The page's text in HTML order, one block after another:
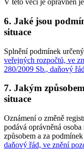
V této věci je oprávněn
6. Jaké jsou
situace
Splnění podmínek
veřejných rozpočtů, ve
280/2009 Sb., daňový
7. Jakým
situace
Oznámení o změně
podává oprávněná
způsobem a za
daňový řád, ve znění